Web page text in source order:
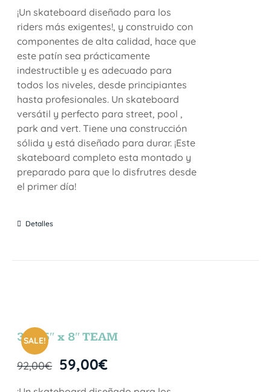
¡Un skateboard diseñado para los
riders más exigentes!, y construido con
componentes de alta calidad, hace que
este patín sea prácticamente
indestructible y es adecuado para
todos los niveles, desde principiantes
hasta profesionales. Un skateboard
versátil y perfecto para street, pool ,
park and vert. Tiene una construcción
sólida y está diseñado para durar. ¡Este
skateboard completo esta montado y
preparado para que lo disfrutres desde
el primer día!
Detalles
SALE!
31.75″ x 8″ TEAM
92,00€ 59,00€